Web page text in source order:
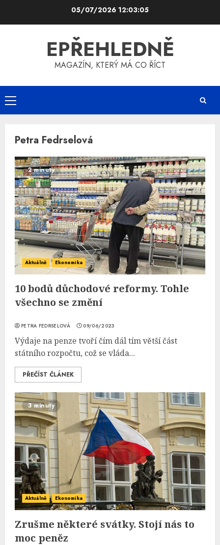
05/07/2026 12:03:06
EPŘEHLEDNĚ
MAGAZÍN, KTERÝ MÁ CO ŘÍCT
Primary
Menu
Petra Fedrselová
2 minuty
Aktuálně Ekonomika
10 bodů důchodové reformy. Tohle
všechno se změní
PETRA FEDRSELOVÁ 09/06/2023
Výdaje na penze tvoří čím dál tím větší část
státního rozpočtu, což se vláda...
PŘEČÍST ČLÁNEK
3 minuty
Aktuálně Ekonomika
Zrušme některé svátky. Stojí nás to
moc peněz